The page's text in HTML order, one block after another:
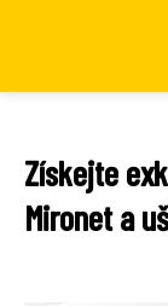
Získejte
Mironet a